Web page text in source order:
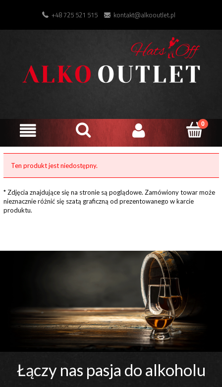
+48 725 521 515 kontakt@alkooutlet.pl
Ten produkt jest niedostępny.
* Zdjęcia znajdujące się na stronie są poglądowe. Zamówiony towar może
nieznacznie różnić się szatą graficzną od prezentowanego w karcie
produktu.
Łączy nas pasja do alkoholu